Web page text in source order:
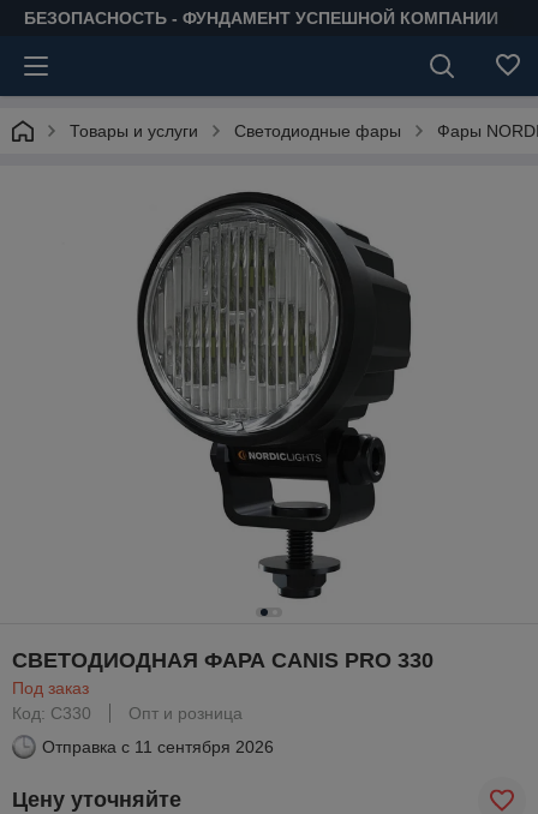
БЕЗОПАСНОСТЬ - ФУНДАМЕНТ УСПЕШНОЙ КОМПАНИИ
Товары и услуги Светодиодные фары Фары
СВЕТОДИОДНАЯ ФАРА CANIS PRO 330
Под заказ
Код: C330
Опт и розница
Отправка с 11 сентября 2026
Цену уточняйте